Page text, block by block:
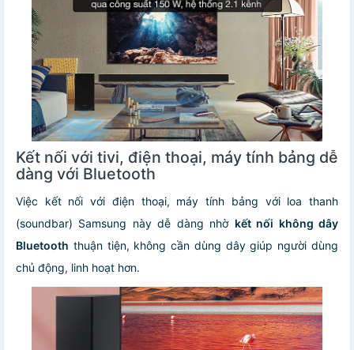
Kết nối với tivi, điện thoại, máy tính bảng dễ
dàng với Bluetooth
Việc kết nối với điện thoại, máy tính bảng với loa thanh
(soundbar) Samsung này dễ dàng nhờ kết nối không dây
Bluetooth thuận tiện, không cần dùng dây giúp người dùng
chủ động, linh hoạt hơn.